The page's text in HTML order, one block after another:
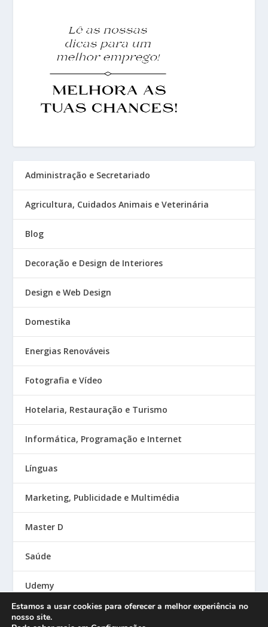
Administração e Secretariado
Agricultura, Cuidados Animais e Veterinária
Blog
Decoração e Design de Interiores
Design e Web Design
Domestika
Energias Renováveis
Fotografia e Vídeo
Hotelaria, Restauração e Turismo
Informática, Programação e Internet
Línguas
Marketing, Publicidade e Multimédia
Master D
Saúde
Udemy
Estamos a usar cookies para oferecer a melhor experiência no
nosso site.